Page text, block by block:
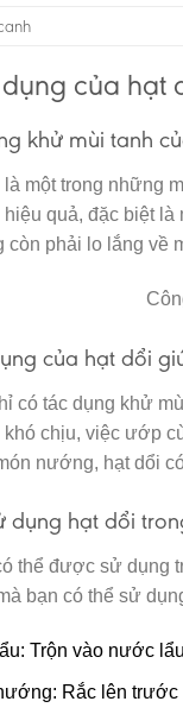
của hạt
khử mùi tanh
là một trong những
hiệu quả, đặc biệt
còn phải lo lắng về
của hạt dổi
có tác dụng khử
khó chịu, việc ướp
nướng, hạt dổi
dụng hạt dổi
thể được sử dụng
bạn có thể sử
Trộn vào nước
Rắc lên